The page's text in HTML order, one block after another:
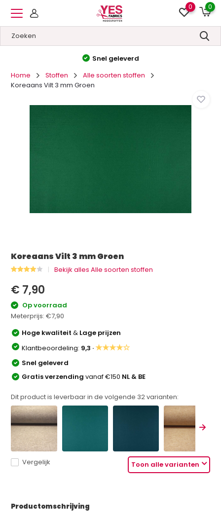
0 0
Hoge kwaliteit&Lage prijzen
Home
Stoffen
Alle soorten stoffen
Koreaans Vilt 3 mm Groen
Koreaans Vilt 3 mm Groen
Bekijk alles Alle soorten stoffen
€ 7,90
Op voorraad
Meterprijs:€7,90
Hoge kwaliteit& Lage prijzen
Klantbeoordeling: 9,3 ·★★★★☆
Snel geleverd
Gratis verzendingvanaf €150 NL & BE
Dit product is leverbaar in de volgende 32varianten:
Toon alle varianten
Vergelijk
Productomschrijving